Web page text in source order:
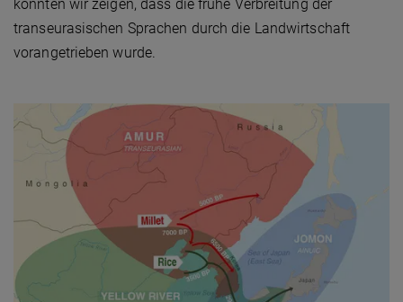
konnten wir zeigen, dass die frühe Verbreitung der
transeurasischen Sprachen durch die Landwirtschaft
vorangetrieben wurde.